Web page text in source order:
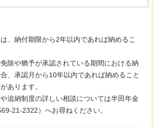
、納付期限から2年以内であれば納めるこ
除や猶予が承認されている期間における納
、承認月から10年以内であれば納めること
あります。
追納制度の詳しい相談については半田年金
21-2322）へお尋ねください。